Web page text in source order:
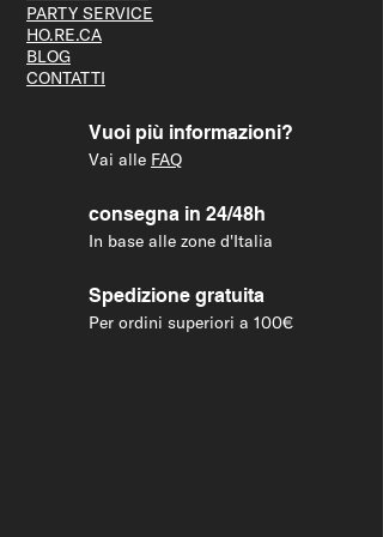
PARTY SERVICE
HO.RE.CA
BLOG
CONTATTI
Vuoi più informazioni?
Vai alle FAQ
consegna in 24/48h
In base alle zone d'Italia
Spedizione gratuita
Per ordini superiori a 100€